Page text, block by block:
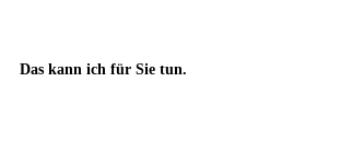
Das kann ich für Sie tun.